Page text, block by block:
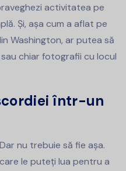
activitatea pe
Și, așa cum a aflat pe
Washington, ar putea să
chiar fotografii cu locul
într-un
nu trebuie să fie așa.
le puteți lua pentru a